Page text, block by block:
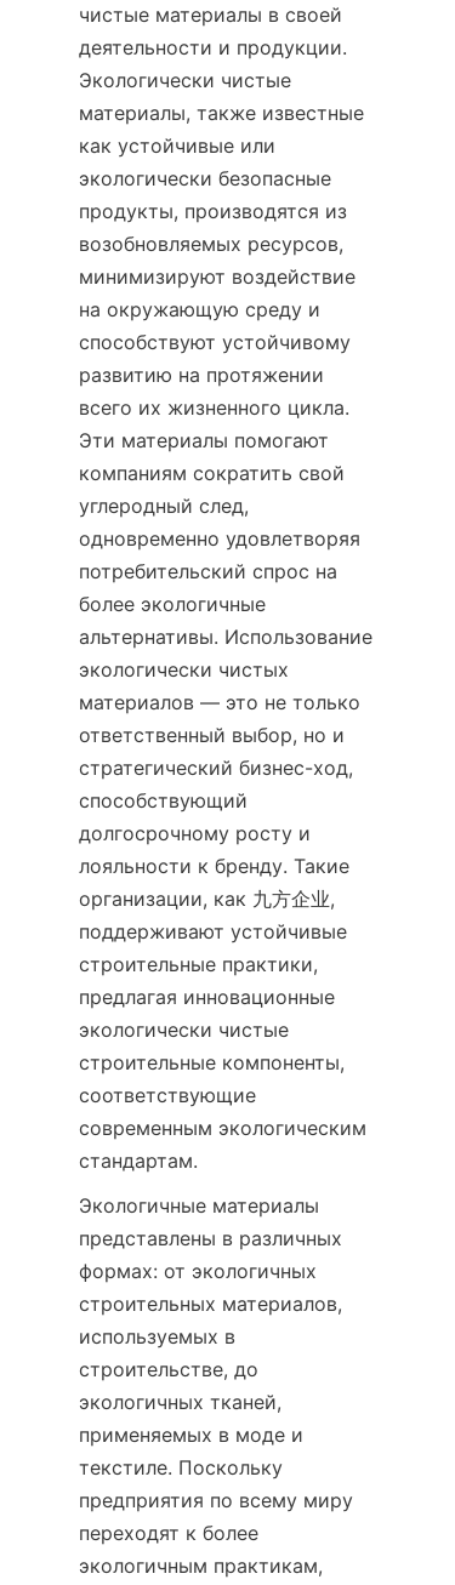
чистые материалы в своей
деятельности и продукции.
Экологически чистые
материалы, также известные
как устойчивые или
экологически безопасные
продукты, производятся из
возобновляемых ресурсов,
минимизируют воздействие
на окружающую среду и
способствуют устойчивому
развитию на протяжении
всего их жизненного цикла.
Эти материалы помогают
компаниям сократить свой
углеродный след,
одновременно удовлетворяя
потребительский спрос на
более экологичные
альтернативы. Использование
экологически чистых
материалов — это не только
ответственный выбор, но и
стратегический бизнес-ход,
способствующий
долгосрочному росту и
лояльности к бренду. Такие
организации, как 九方企业,
поддерживают устойчивые
строительные практики,
предлагая инновационные
экологически чистые
строительные компоненты,
соответствующие
современным экологическим
стандартам.
Экологичные материалы
представлены в различных
формах: от экологичных
строительных материалов,
используемых в
строительстве, до
экологичных тканей,
применяемых в моде и
текстиле. Поскольку
предприятия по всему миру
переходят к более
экологичным практикам,